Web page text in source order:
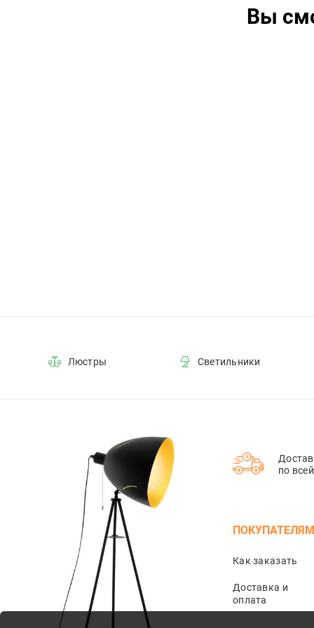
Вы
Люстры Светильники
по
ПОКУПАТЕЛЯМ
Как заказать
Доставка и
оплата